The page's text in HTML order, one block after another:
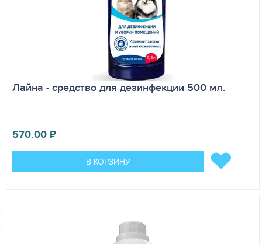
Лайна - средство для дезинфекции 500 мл.
570.00₽
В КОРЗИНУ